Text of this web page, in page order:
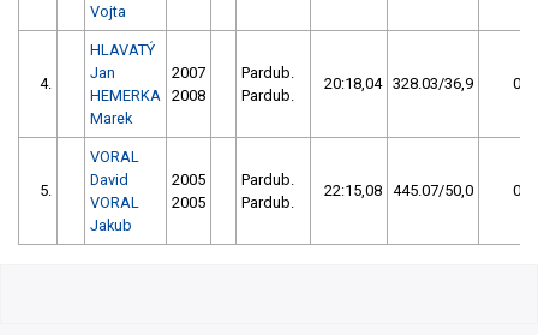
Vojta
4.
HLAVATÝ
Jan
HEMERKA
Marek
2007
2008
Pardub.
Pardub.
20:18,04 328.03/36,9 0
5.
VORAL
David
VORAL
Jakub
2005
2005
Pardub.
Pardub.
22:15,08 445.07/50,0 0